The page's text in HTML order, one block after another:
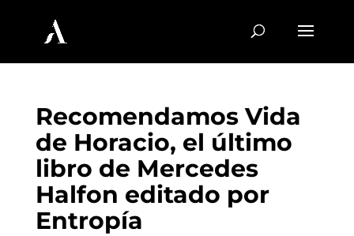
Recomendamos Vida
de Horacio, el último
libro de Mercedes
Halfon editado por
Entropía